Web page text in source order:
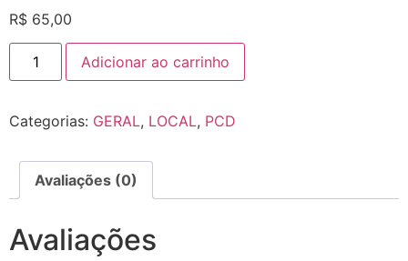
R$ 65,00
Adicionar ao carrinho
Categorias: GERAL, LOCAL, PCD
Avaliações (0)
Avaliações